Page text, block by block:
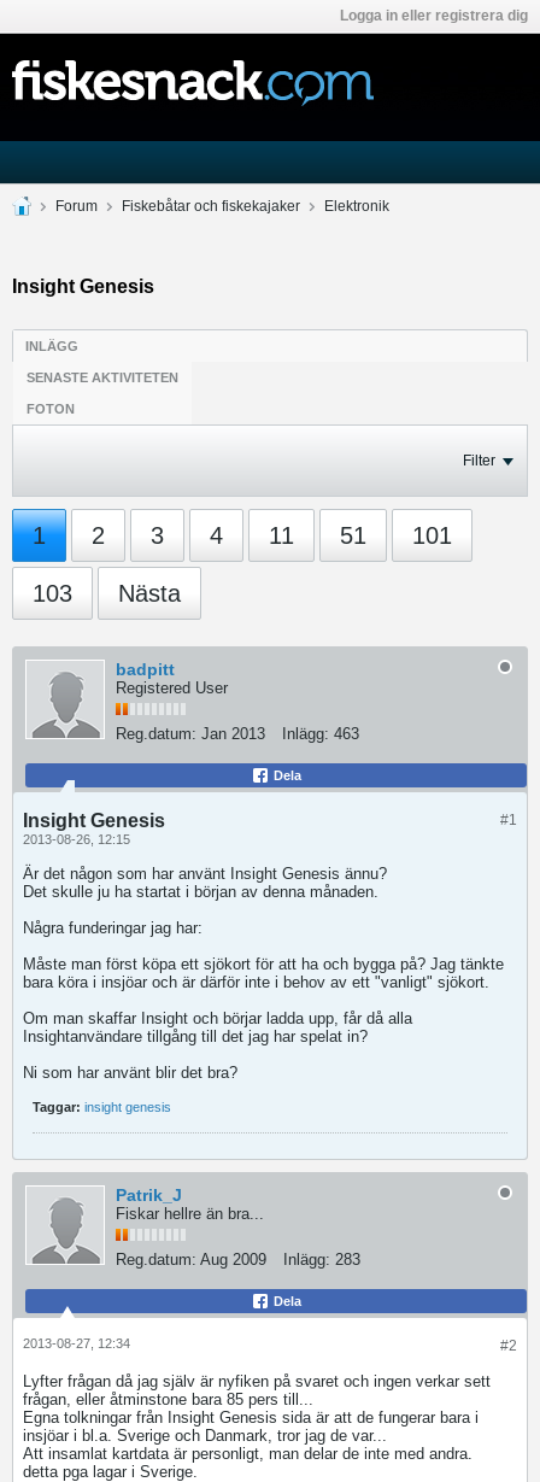
Logga in eller registrera dig
Forum Fiskebåtar och fiskekajaker Elektronik
Insight Genesis
INLÄGG
SENASTE AKTIVITETEN
FOTON
Filter
1 2 3 4 11 51 101
103 Nästa
badpitt
Registered User
Reg.datum: Jan 2013 Inlägg: 463
Dela
#1
Insight Genesis
2013-08-26, 12:15
Är det någon som har använt Insight Genesis ännu?
Det skulle ju ha startat i början av denna månaden.
Några funderingar jag har:
Måste man först köpa ett sjökort för att ha och bygga på? Jag tänkte
bara köra i insjöar och är därför inte i behov av ett "vanligt" sjökort.
Om man skaffar Insight och börjar ladda upp, får då alla
Insightanvändare tillgång till det jag har spelat in?
Ni som har använt blir det bra?
Taggar: insight genesis
Patrik_J
Fiskar hellre än bra...
Reg.datum: Aug 2009 Inlägg: 283
Dela
#2
2013-08-27, 12:34
Lyfter frågan då jag själv är nyfiken på svaret och ingen verkar sett
frågan, eller åtminstone bara 85 pers till...
Egna tolkningar från Insight Genesis sida är att de fungerar bara i
insjöar i bl.a. Sverige och Danmark, tror jag de var...
Att insamlat kartdata är personligt, man delar de inte med andra.
detta pga lagar i Sverige.